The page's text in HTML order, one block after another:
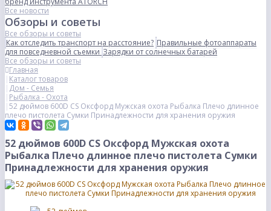
Все новости
Обзоры и советы
Все обзоры и советы
Как отследить транспорт на расстояние? Правильные фотоаппараты
для повседневной съемкиЗарядки от солнечных батарей
Все обзоры и советы
Главная
Каталог товаров
Дом - Семья
Рыбалка - Охота
52 дюймов 600D CS Оксфорд Мужская охота Рыбалка Плечо длинное
плечо пистолета Сумки Принадлежности для хранения оружия
52 дюймов 600D CS Оксфорд Мужская охота
Рыбалка Плечо длинное плечо пистолета Сумки
Принадлежности для хранения оружия